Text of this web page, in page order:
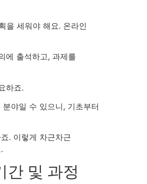
을 세워야 해요. 온라인
에 출석하고, 과제를
하죠.
야일 수 있으니, 기초부터
. 이렇게 차근차근
간 및 과정